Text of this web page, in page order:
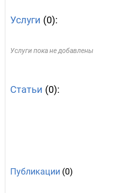
Услуги (0):
Услуги пока не добавлены
Статьи (0):
Публикации (0)